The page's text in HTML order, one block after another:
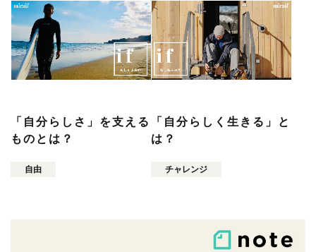
「自分らしさ」を支える
ものとは？
自由
「自分らしく生きる」と
は？
チャレンジ